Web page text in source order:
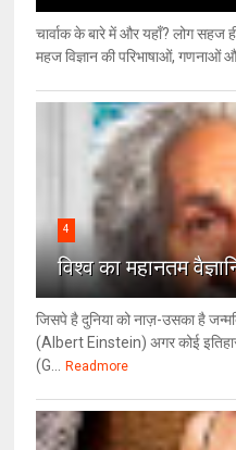
चार्वाक के बारे में और यहाँ? लोग सहज
महज विज्ञान की परिभाषाओं, गणनाओं
4
विश्‍व का महानतम
जिसपे है दुनिया को नाज़-उसका है
(Albert Einstein) अगर कोई
(G...
Readmore